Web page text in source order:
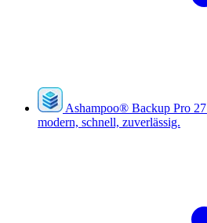
Ashampoo® Backup Pro 27
modern, schnell, zuverlässig.